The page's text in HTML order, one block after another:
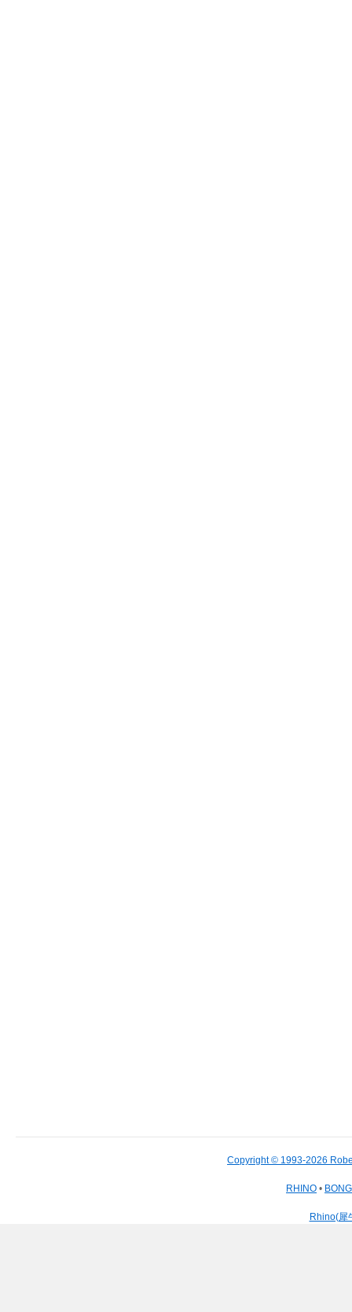
Copyright © 1993-2026
RHINO •
Rhino(犀